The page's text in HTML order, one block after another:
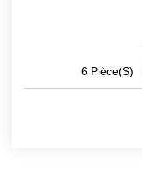
6 Pièce(s)